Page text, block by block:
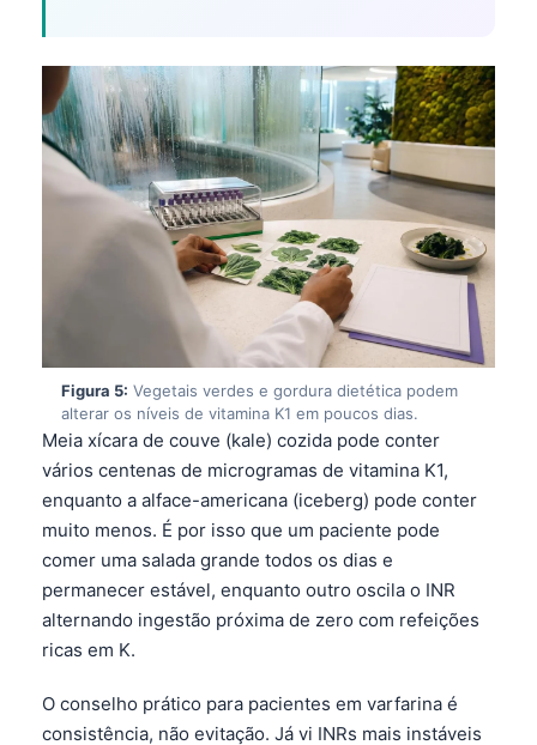
Vegetais verdes e gordura dietética podem
Meia xícara de couve (kale) cozida pode conter
vários centenas de microgramas de vitamina K1,
enquanto a alface-americana (iceberg) pode conter
muito menos. É por isso que um paciente pode
comer uma salada grande todos os dias e
permanecer estável, enquanto outro oscila o INR
alternando ingestão próxima de zero com refeições
ricas em K.
consistência, não evitação. Já vi INRs mais instáveis
em pessoas que cortaram de repente todas as
سنڌي
සිංහල
অসমীয়া
Latviešu valoda
Македонски јазик
Euskara
العربية المغربية
Монгол
ພາສາລາວ
Basa Jawa
Cebuano